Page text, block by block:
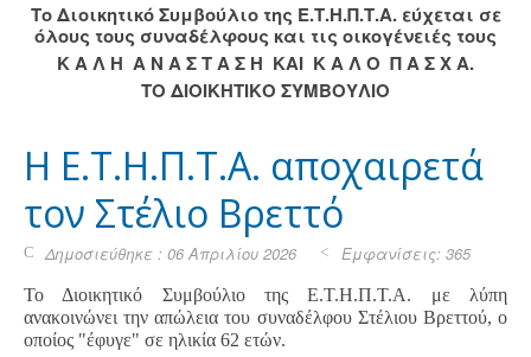
Το Διοικητικό Συμβούλιο της Ε.Τ.Η.Π.Τ.Α. εύχεται σε
όλους τους συναδέλφους και τις οικογένειές τους
Κ Α Λ Η Α Ν Α Σ Τ Α Σ Η ΚΑΙ Κ Α Λ Ο Π Α Σ Χ Α.
ΤΟ ΔΙΟΙΚΗΤΙΚΟ ΣΥΜΒΟΥΛΙΟ
Η Ε.Τ.Η.Π.Τ.Α. αποχαιρετά
τον Στέλιο Βρεττό
Δημοσιεύθηκε : 06 Απριλίου 2026 Εμφανίσεις: 365
Το Διοικητικό Συμβούλιο της Ε.Τ.Η.Π.Τ.Α. με λύπη
ανακοινώνει την απώλεια του συναδέλφου Στέλιου Βρεττού, ο
οποίος "έφυγε" σε ηλικία 62 ετών.